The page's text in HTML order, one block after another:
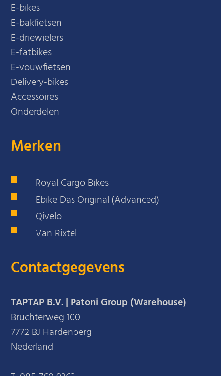
E-bikes
E-bakfietsen
E-driewielers
E-fatbikes
E-vouwfietsen
Delivery-bikes
Accessoires
Onderdelen
Merken
Royal Cargo Bikes
Ebike Das Original (Advanced)
Qivelo
Van Rixtel
Contactgegevens
TAPTAP B.V. | Patoni Group (Warehouse)
Bruchterweg 100
7772 BJ Hardenberg
Nederland